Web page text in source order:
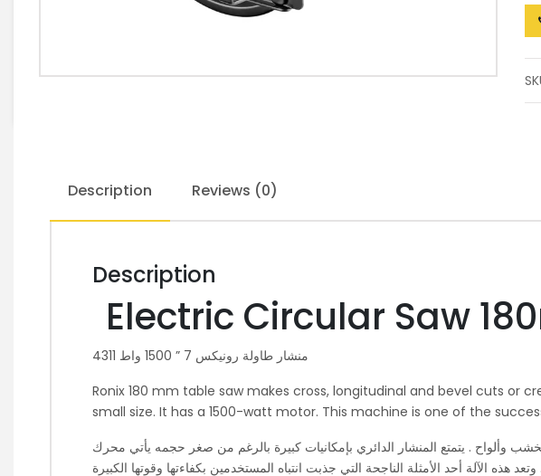
Description Reviews (0)
Description
Electric Circular Saw
منشار طاولة رونيكس 7 ” 1500 واط 4311
Ronix 180 mm table saw makes cross, longitudinal and bevel cuts or
small size. It has a 1500-watt motor. This machine is one of the
صفائح الخشب وألواح . يتمتع المنشار الدائري بإمكانيات كبيرة بالرغم من صغر حجمه يأتي محرك